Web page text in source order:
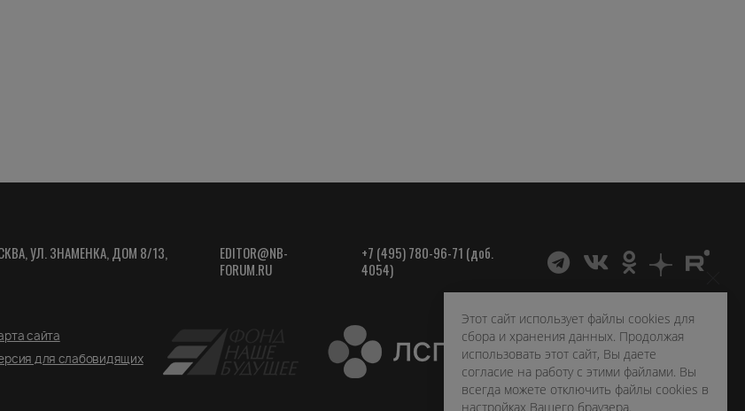
УЛ. ЗНАМЕНКА, ДОМ 8/13,
EDITOR@NB-
FORUM.RU
+7 (495) 780-96-71 (доб.
4054)
сайта
для слабовидящих
Этот сайт использует файлы cookies для
сбора и хранения данных. Продолжая
использовать этот сайт, Вы даете
согласие на работу с этими файлами. Вы
всегда можете отключить файлы cookies в
настройках Вашего браузера.